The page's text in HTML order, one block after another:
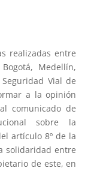
realizadas entre
Medellín,
Vial de
a la opinión
comunicado de
sobre la
artículo 8º de la
solidaridad entre
de este, en